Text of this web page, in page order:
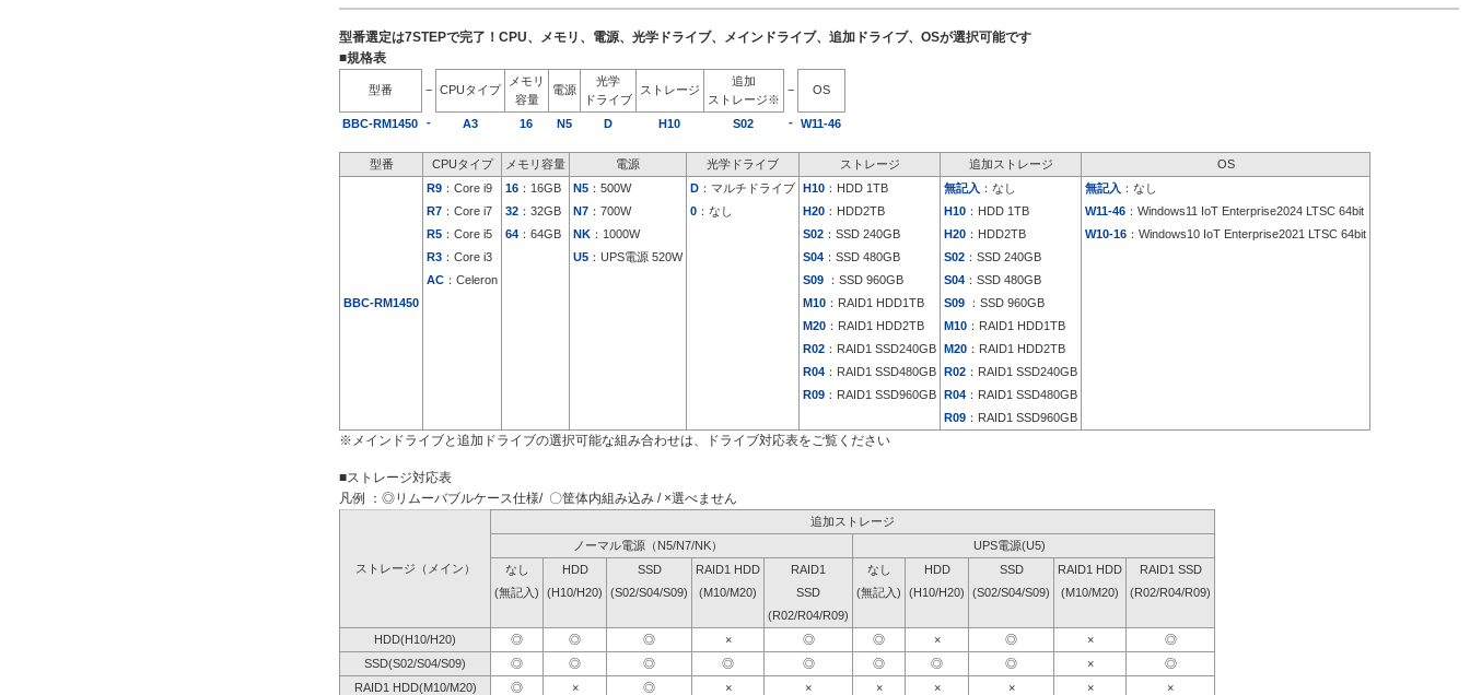
型番選定は7STEPで完了！CPU、メモリ、電源、光学ドライブ、メインドライブ、追加ドライブ、OSが選択可能です
■規格表
型番 − CPUタイプ
メモリ
容量
電源
光学
ドライブ
ストレージ
追加
ストレージ※
− OS
BBC-RM1450 - A3 16 N5 D H10 S02 - W11-46
型番 CPUタイプ メモリ容量 電源 光学ドライブ ストレージ 追加ストレージ OS
BBC-RM1450
R9 ：Core i9 16 ：16GB N5 ：500W D ：マルチドライブ H10 ：HDD 1TB 無記入 ：なし 無記入 ：なし
R7 ：Core i7 32 ：32GB N7 ：700W 0 ：なし H20 ：HDD2TB H10 ：HDD 1TB W11-46 ：Windows11 IoT Enterprise2024 LTSC 64bit
R5 ：Core i5 64 ：64GB NK ：1000W S02 ：SSD 240GB H20 ：HDD2TB W10-16 ：Windows10 IoT Enterprise2021 LTSC 64bit
R3 ：Core i3 U5 ：UPS電源 520W S04 ：SSD 480GB S02 ：SSD 240GB
AC ：Celeron S09 ：SSD 960GB S04 ：SSD 480GB
M10 ：RAID1 HDD1TB S09 ：SSD 960GB
M20 ：RAID1 HDD2TB M10 ：RAID1 HDD1TB
R02 ：RAID1 SSD240GB M20 ：RAID1 HDD2TB
R04 ：RAID1 SSD480GB R02 ：RAID1 SSD240GB
R09 ：RAID1 SSD960GB R04 ：RAID1 SSD480GB
R09 ：RAID1 SSD960GB
※メインドライブと追加ドライブの選択可能な組み合わせは、ドライブ対応表をご覧ください
■ストレージ対応表
凡例 ：◎リムーバブルケース仕様/ 〇筐体内組み込み / ×選べません
追加ストレージ
ノーマル電源（N5/N7/NK）
UPS電源(U5)
ストレージ（メイン）
なし HDD SSD RAID1 HDD RAID1 なし HDD SSD RAID1 HDD
RAID1 SSD
(無記入)
(H10/H20) (S02/S04/S09) (M10/M20) SSD (無記入) (H10/H20) (S02/S04/S09) (M10/M20)
(R02/R04/R09)
(R02/R04/R09)
HDD(H10/H20)
◎ ◎ ◎ × ◎ ◎ × ◎ ×
◎
SSD(S02/S04/S09)
◎ ◎ ◎ ◎ ◎ ◎ ◎ ◎ ×
◎
RAID1 HDD(M10/M20)
◎ × ◎ × × × × × ×
×